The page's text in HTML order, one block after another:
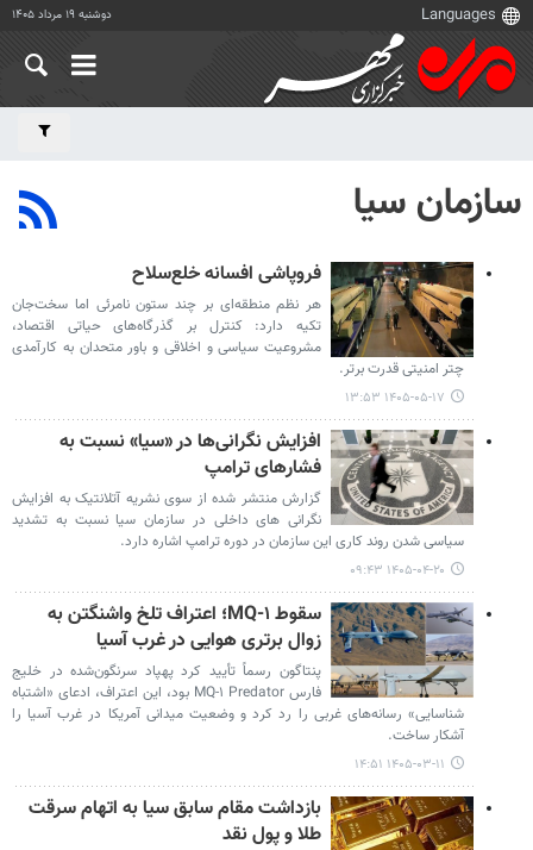
دوشنبه ۱۹ مرداد ۱۴۰۵
سازمان سیا
فروپاشی افسانه خلع‌سلاح
هر نظم منطقه‌ای بر چند ستون نامرئی اما سخت‌جان
تکیه دارد: کنترل بر گذرگاه‌های حیاتی اقتصاد،
مشروعیت سیاسی و اخلاقی و باور متحدان به کارآمدی
چتر امنیتی قدرت برتر.
۱۴۰۵-۰۵-۱۷ ۱۳:۵۳
افزایش نگرانی‌ها در «سیا» نسبت به
فشارهای ترامپ
گزارش منتشر شده از سوی نشریه آتلانتیک به افزایش
نگرانی های داخلی در سازمان سیا نسبت به تشدید
سیاسی شدن روند کاری این سازمان در دوره ترامپ اشاره دارد.
۱۴۰۵-۰۴-۲۰ ۰۹:۴۳
سقوط MQ-۱؛ اعتراف تلخ واشنگتن به
زوال برتری هوایی در غرب آسیا
پنتاگون رسماً تأیید کرد پهپاد سرنگون‌شده در خلیج
فارس MQ-۱ Predator بود، این اعتراف، ادعای «اشتباه
شناسایی» رسانه‌های غربی را رد کرد و وضعیت میدانی آمریکا در غرب آسیا را
آشکار ساخت.
۱۴۰۵-۰۳-۱۱ ۱۴:۵۱
بازداشت مقام سابق سیا به اتهام سرقت
طلا و پول نقد